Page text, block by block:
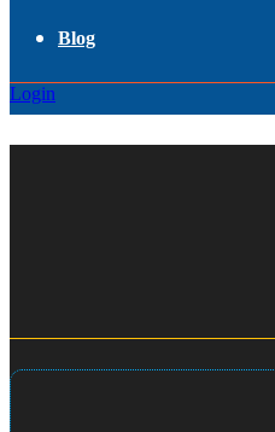
Blog
Login